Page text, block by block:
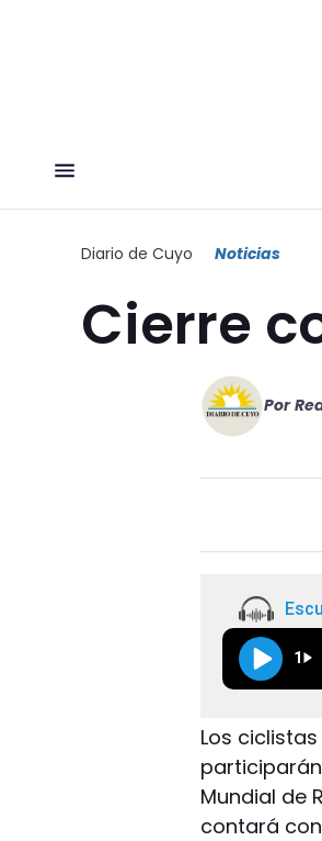
Diario de Cuyo Noticias
Cierre
Por
1
Los
Mundial de
contará